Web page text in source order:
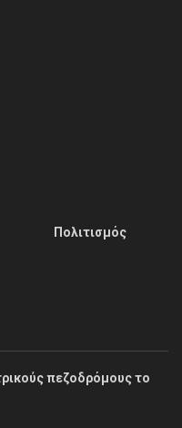
Πολιτισμός
πεζοδρόμους το